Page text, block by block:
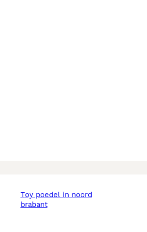
toy poedel in noord
brabant